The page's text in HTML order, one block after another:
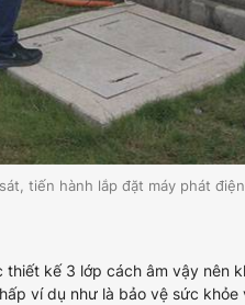
tiến hành lắp đặt máy phát
kế 3 lớp cách âm vậy nên
ví dụ như là bảo vệ sức